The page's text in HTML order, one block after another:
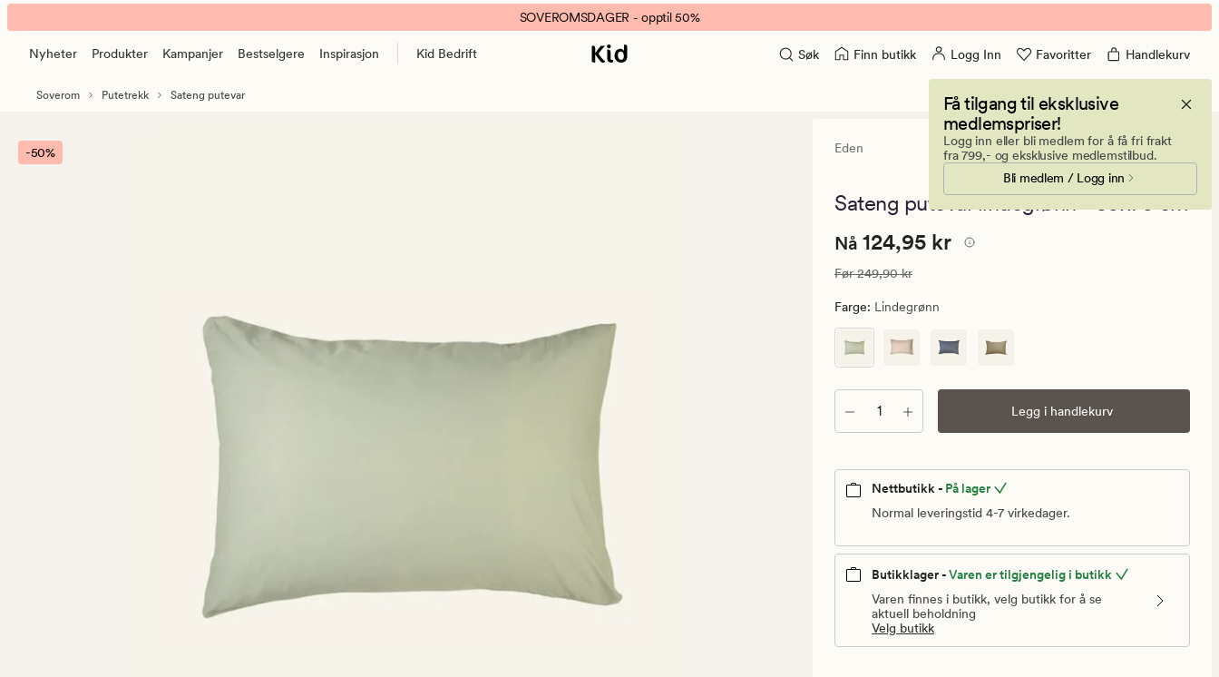
Eden
sateng
putevar
banner.
Klikk
pause.
SOVEROMSDAGER - opptil 50%
Nyheter Produkter Kampanjer Bestselgere Inspirasjon Kid Bedrift Søk Finn butikk Logg Inn Favoritter Handlekurv
Få tilgang til eksklusive
medlemspriser!
Logg inn eller bli medlem for å få fri frakt
fra 799,- og eksklusive medlemstilbud.
Bli medlem / Logg inn
Soverom Putetrekk Sateng putevar
-50% Eden
7
en
4
Sateng putevar lindegrønn - 50x70 cm
Nåværende
124,95
kr.
pris
249,90
kr
Nåværende pris
Nå 124,95 kr
Vanlig pris 249,90 kr
Før249,90 kr
Farge: Lindegrønn
Antall Legg i handlekurv
Nettbutikk - På lager
Normal leveringstid 4-7 virkedager.
Butikklager -Varen er tilgjengelig i butikk
Varen finnes i butikk, velg butikk for å se
aktuell beholdning
Velg butikk